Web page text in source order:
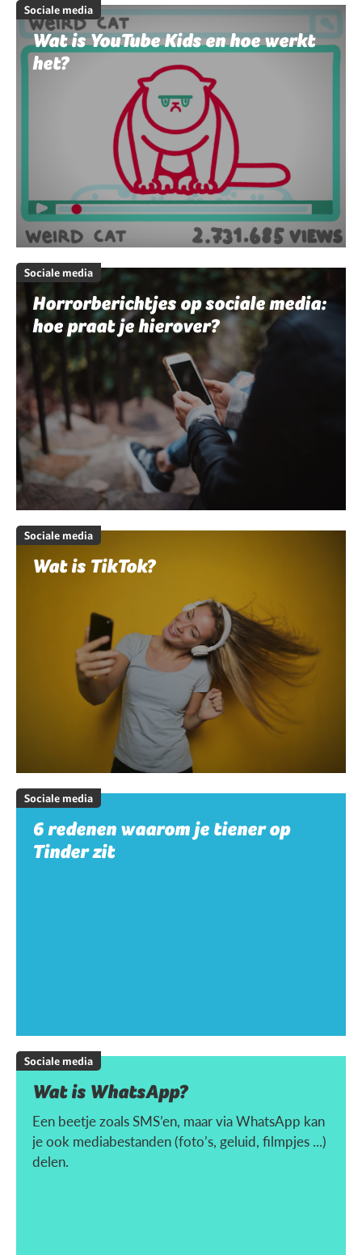
Sociale media
Wat is YouTube Kids en hoe werkt
het?
Sociale media
Horrorberichtjes op sociale media:
hoe praat je hierover?
Sociale media
Wat is TikTok?
Sociale media
6 redenen waarom je tiener op
Tinder zit
Sociale media
Wat is WhatsApp?
Een beetje zoals SMS’en, maar via WhatsApp kan
je ook mediabestanden (foto’s, geluid, filmpjes ...)
delen.